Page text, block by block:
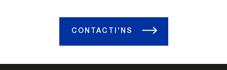
CONTACTI'NS